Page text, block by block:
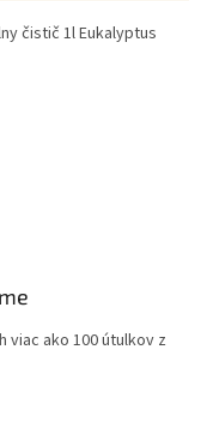
čistič 1l Eukalyptus
viac ako 100 útulkov z